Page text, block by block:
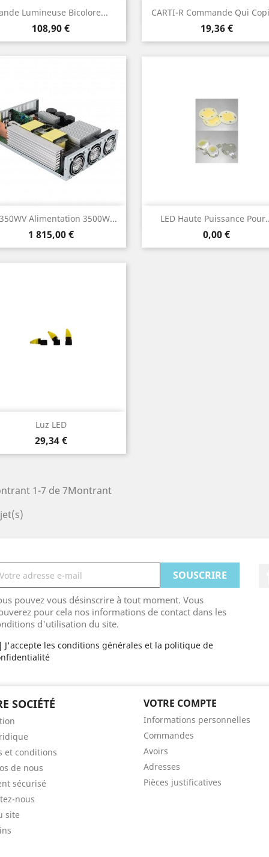
Lumineuse Bicolore...
Prix
108,90 €
Aperçu rapide CARTI-R Commande Qui
Prix
19,36 €
Aperçu rapide
Alimentation 3500W...
Prix
1 815,00 €
Aperçu rapide LED Haute Puissance
Prix
0,00 €
Aperçu rapide
Luz LED
Prix
29,34 €
Aperçu rapide
1-7 de 7Montrant
pouvez vous désinscrire à tout moment. Vous
pour cela nos informations de contact dans les
d'utilisation du site.
J'accepte les conditions générales et la politique de
SOCIÉTÉ
et conditions
de nous
sécurisé
nous
site
VOTRE COMPTE
Informations personnelles
Commandes
Avoirs
Adresses
Pièces justificatives